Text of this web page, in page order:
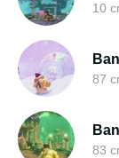
10
87
83